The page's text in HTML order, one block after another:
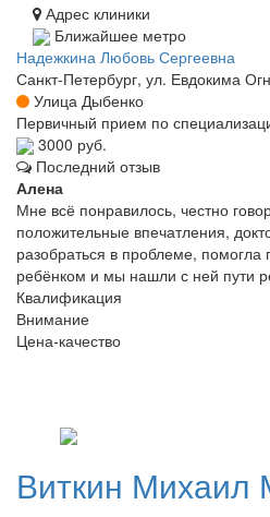
Адрес клиники
Ближайшее метро
Надежкина Любовь Сергеевна
Санкт-Петербург, ул. Евдокима
Улица Дыбенко
Первичный прием по
3000 руб.
Последний отзыв
Алена
Мне всё понравилось, честно
положительные впечатления,
разобраться в проблеме, помогла
ребёнком и мы нашли с ней пути
Квалификация
Внимание
Цена-качество
Виткин Михаил